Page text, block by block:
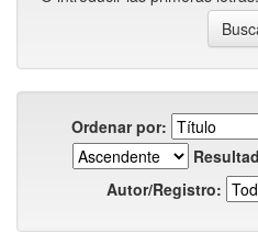
Ordenar por:
Autor/Registro: